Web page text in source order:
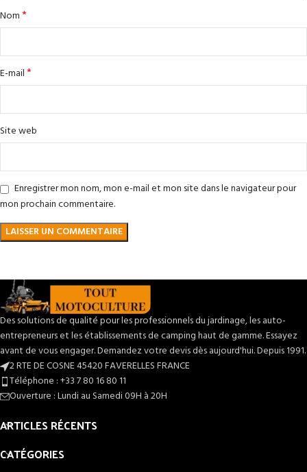
Nom*
E-mail*
Site web
Enregistrer mon nom, mon e-mail et mon site dans le navigateur pour
mon prochain commentaire.
Des solutions de qualité pour les professionnels du jardinage, les auto-
entrepreneurs et les établissements de camping haut de gamme. Essayez
avant de vous engager. Demandez votre devis dès aujourd'hui. Depuis 1991.
2 RTE DE COSNE 45420 FAVERELLES FRANCE
Téléphone : +33 7 80 16 80 11
Ouverture : Lundi au Samedi 09H à 20H
ARTICLES RÉCENTS
CATÉGORIES